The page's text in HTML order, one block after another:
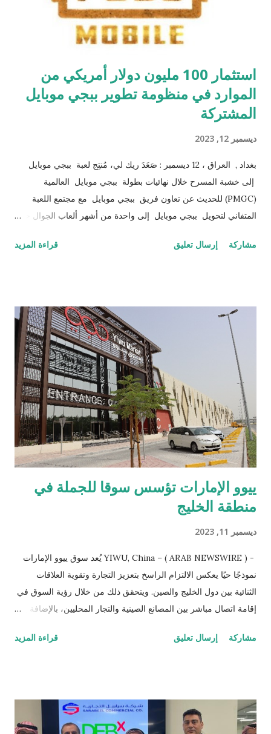
وهي قيادية شابة في برنامج " جيل ١٧ " التابع للأمم المتحدة الإنما...
استثمار 100 مليون دولار أمريكي من
الموارد في منظومة تطوير ببجي موبايل
المشتركة
ديسمبر 12, 2023
بغداد , العراق ، 12 ديسمبر : صَعَدَ ريك لي، مُنتِج لعبة ببجي موبايل
إلى خشبة المسرح خلال نهائيات بطولة ببجي موبايل العالمية
(PMGC) للحديث عن تعاون فريق ببجي موبايل مع مجتمع اللعبة
المتفاني لتحويل ببجي موبايل إلى واحدة من أشهر ألعاب الجوال حول
خاطفة على النجاحات التي حققتها اللعبة طوال عام 2023. كشف لي
الأخبار بعد سلسلة من الأدلة الغامضة التي أشارت إلى ما سيتضمنه
تحديث الإصدار 3.0 وتم نشرها عبر حسابات ببجي موبايل على
شبكات التواصل الاجتماعي. وبالنظر إلى مستقبل ببجي موبايل ، ذَكَرَ
لي أن هناك العديد من المفاجآت التي تنتظر اللاعبين، وتحدث عن
خططه لإجراء المزيد من التغييرات على الخرائط الكلاسيكية، بالإضافة
إلى المستويات والتصاميم الجديدة وتحسينات عناصر التحكم بالسي...
مشاركة إرسال تعليق قراءة المزيد
ييوو الإمارات تؤسس سوقا للجملة في
منطقة الخليج
ديسمبر 11, 2023
- YIWU, China – ( ARAB NEWSWIRE ) يُعد سوق ييوو الإمارات
نموذجًا حيًا يعكس الالتزام الراسخ بتعزيز التجارة وتقوية العلاقات
الثنائية بين دول الخليج والصين. ويتحقق ذلك من خلال رؤية السوق في
إقامة اتصال مباشر بين المصانع الصينية والتجار المحليين، بالإضافة إلى
مما يوفر حلاً شاملاً يساهم في الحفاظ على مخزون مستقر وثابت من
200 ألف متر مربع، ويضم 1,600 صالة عرض رئيسية تعمل كمركز
تسوق تجاري يخدم المناطق الرئيسية، و324 مستودعًا يوفر مناطق
مشاركة إرسال تعليق قراءة المزيد